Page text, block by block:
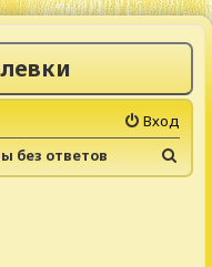
Вход
без ответов
о